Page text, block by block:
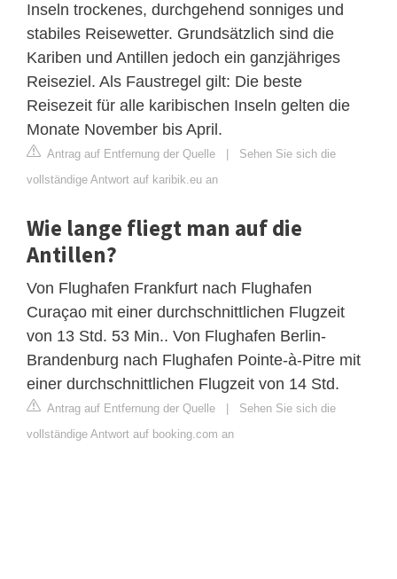
Inseln trockenes, durchgehend sonniges und
stabiles Reisewetter. Grundsätzlich sind die
Kariben und Antillen jedoch ein ganzjähriges
Reiseziel. Als Faustregel gilt: Die beste
Reisezeit für alle karibischen Inseln gelten die
Monate November bis April.
Antrag auf Entfernung der Quelle
Sehen Sie sich die
vollständige Antwort auf karibik.eu an
Wie lange fliegt man auf die
Antillen?
Von Flughafen Frankfurt nach Flughafen
Curaçao mit einer durchschnittlichen Flugzeit
von 13 Std. 53 Min.. Von Flughafen Berlin-
Brandenburg nach Flughafen Pointe-à-Pitre mit
einer durchschnittlichen Flugzeit von 14 Std.
Antrag auf Entfernung der Quelle
Sehen Sie sich die
vollständige Antwort auf booking.com an